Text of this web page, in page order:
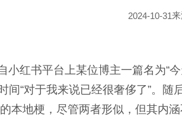
2024-10-31
小红书平台上某位博主一篇名为
间“对于我来说已经很奢侈了”。
本地梗，尽管两者形似，但其内